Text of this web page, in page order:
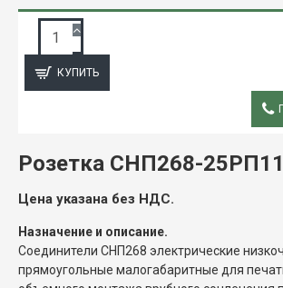
КУПИТЬ
Розетка СНП268-
Цена указана без НДС.
Назначение и описание.
Соединители СНП268 электрические
прямоугольные малогабаритные для